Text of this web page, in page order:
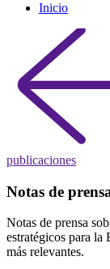
Inicio
publicaciones
Notas de
Notas de prensa
estratégicos para
más relevantes.